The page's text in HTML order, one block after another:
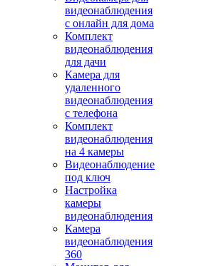
видеонаблюдения
с онлайн для дома
Комплект
видеонаблюдения
для дачи
Камера для
удаленного
видеонаблюдения
с телефона
Комплект
видеонаблюдения
на 4 камеры
Видеонаблюдение
под ключ
Настройка
камеры
видеонаблюдения
Камера
видеонаблюдения
360